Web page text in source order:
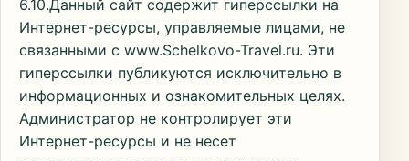
6.10.Данный сайт содержит гиперссылки на
Интернет-ресурсы, управляемые лицами, не
связанными с www.Schelkovo-Travel.ru. Эти
гиперссылки публикуются исключительно в
информационных и ознакомительных целях.
Администратор не контролирует эти
Интернет-ресурсы и не несет